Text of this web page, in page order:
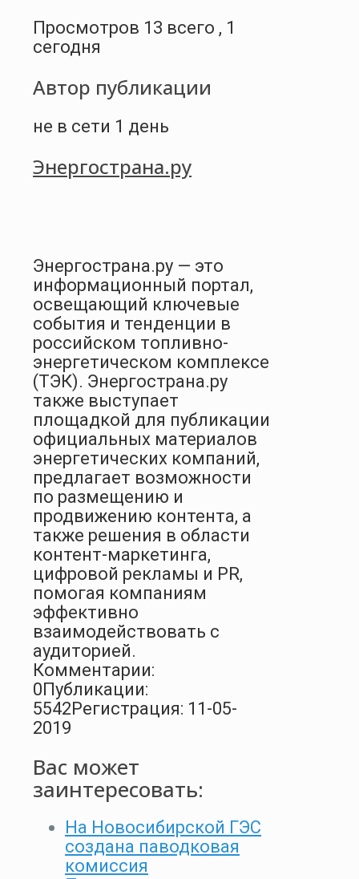
Просмотров 13 всего , 1
сегодня
Автор публикации
не в сети 1 день
Энергострана.ру
Энергострана.ру — это
информационный портал,
освещающий ключевые
события и тенденции в
российском топливно-
энергетическом комплексе
(ТЭК). Энергострана.ру
также выступает
площадкой для публикации
официальных материалов
энергетических компаний,
предлагает возможности
по размещению и
продвижению контента, а
также решения в области
контент-маркетинга,
цифровой рекламы и PR,
помогая компаниям
эффективно
взаимодействовать с
аудиторией.
Комментарии:
0 Публикации:
5542 Регистрация: 11-05-
2019
Вас может
заинтересовать:
На Новосибирской ГЭС
создана паводковая
комиссия